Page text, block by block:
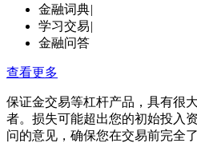
金融词典|
学习交易|
金融问答
查看更多
保证金交易等杠杆产品，具有很
者。损失可能超出您的初始投入
问的意见，确保您在交易前完全